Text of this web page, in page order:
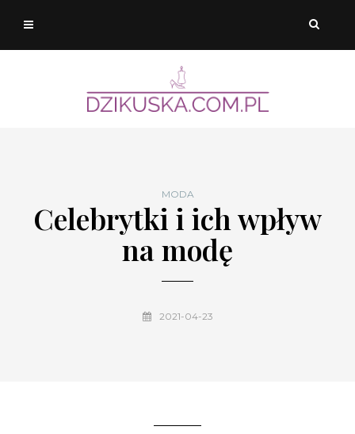
MODA
Celebrytki i ich wpływ
na modę
2021-04-23